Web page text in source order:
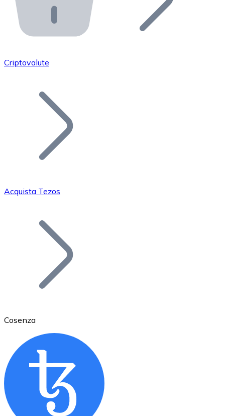
API Bitnovo
Integra la nostra API nel tuo ecosistema.
Unisciti alla nostra rete di rivenditori e
Aggiungi il token del tuo progetto al nostro servizio di
Bitcoin
ETH
Criptovalute
Acquista Tezos
Cosenza